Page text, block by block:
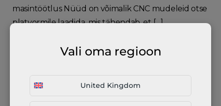
Vali oma regioon
United Kingdom
masintöötlus Nüüd on võimalik CNC mudeleid otse
platvormile laadida, mis tähendab, et […]